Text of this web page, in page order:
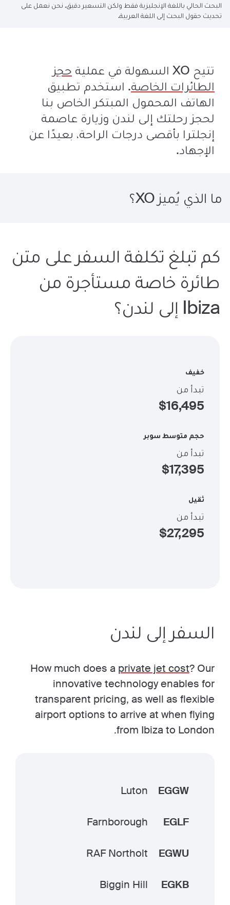
البحث الحالي باللغة الإنجليزية فقط ولكن التسعير دقيق. نحن نعمل على
تحديث حقول البحث إلى اللغة العربية.
تتيح XO السهولة في عملية
حجز
الطائرات الخاصة. استخدم تطبيق
الهاتف المحمول المبتكر الخاص بنا
لحجز رحلتك إلى لندن وزيارة عاصمة
إنجلترا بأقصى درجات الراحة، بعيدًا عن
الإجهاد.
ما الذي يُميز XO؟
كم تبلغ تكلفة السفر على متن
طائرة خاصة مستأجرة من
Ibiza إلى لندن؟
خفيف
تبدأ من
$16,495
حجم متوسط سوبر
تبدأ من
$17,395
ثقيل
تبدأ من
$27,295
السفر إلى لندن
How much does a private jet cost? Our
innovative technology enables for
transparent pricing, as well as flexible
airport options to arrive at when flying
from Ibiza to London.
EGGW
Luton
EGLF
Farnborough
EGWU
RAF Northolt
EGKB
Biggin Hill